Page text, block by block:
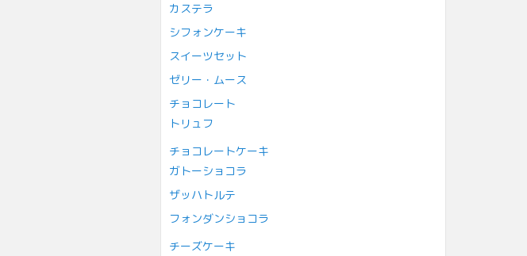
カステラ
シフォンケーキ
スイーツセット
ゼリー・ムース
チョコレート
トリュフ
チョコレートケーキ
ガトーショコラ
ザッハトルテ
フォンダンショコラ
チーズケーキ